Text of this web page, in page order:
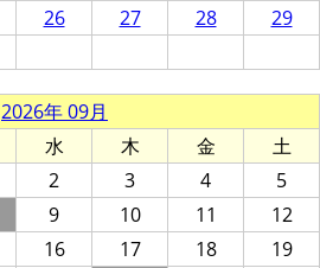
26 27 28
29
2026年 09月
水 木 金
土
2 3 4
5
9 10 11
12
16 17 18
19